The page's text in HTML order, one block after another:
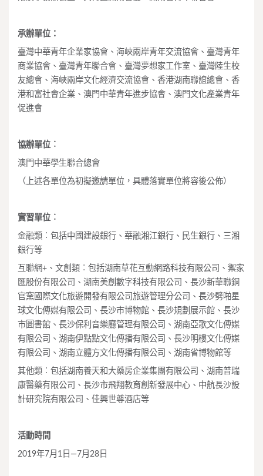
承辦單位：
臺灣中華青年企業家協會、海峽兩岸青年交流協會、臺灣青年
商業協會、臺灣青年聯合會、臺灣夢想家工作室、臺灣陸生校
友總會、海峽兩岸文化經濟交流協會、香港湖南聯誼總會、香
港和富社會企業、澳門中華青年進步協會、澳門文化產業青年
促進會
協辦單位︰
澳門中華學生聯合總會
（上述各單位為初擬邀請單位，具體落實單位將容後公佈）
實習單位︰
金融類︰包括中國建設銀行、華融湘江銀行、民生銀行、三湘
銀行等
互聯網+、文創類︰包括湖南草花互動網路科技有限公司、禦家
匯股份有限公司、湖南美創數字科技有限公司、長沙新華聯銅
官窯國際文化旅遊開發有限公司旅遊管理分公司、長沙劈啪星
球文化傳媒有限公司、長沙市博物館、長沙規劃展示館、長沙
市圖書館、長沙保利音樂廳管理有限公司、湖南亞歌文化傳媒
有限公司、湖南伊點點文化傳播有限公司、長沙明樓文化傳媒
有限公司、湖南立體方文化傳播有限公司、湖南省博物館等
其他類︰包括湖南養天和大藥房企業集團有限公司、湖南普瑞
康醫藥有限公司、長沙市飛翔教育創新發展中心、中航長沙設
計研究院有限公司、佳興世尊酒店等
活動時間
2019年7月1日—7月28日